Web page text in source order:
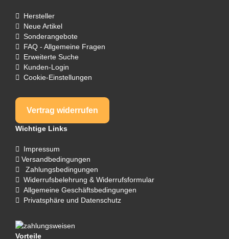
Hersteller
Neue Artikel
Sonderangebote
FAQ - Allgemeine Fragen
Erweiterte Suche
Kunden-Login
Cookie-Einstellungen
Vertrag widerrufen
Wichtige Links
Impressum
Versandbedingungen
Zahlungsbedingungen
Widerrufsbelehrung & Widerrufsformular
Allgemeine Geschäftsbedingungen
Privatsphäre und Datenschutz
Vorteile